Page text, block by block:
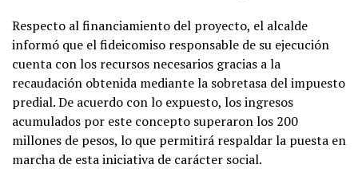
Respecto al financiamiento del proyecto, el alcalde
informó que el fideicomiso responsable de su ejecución
cuenta con los recursos necesarios gracias a la
recaudación obtenida mediante la sobretasa del impuesto
predial. De acuerdo con lo expuesto, los ingresos
acumulados por este concepto superaron los 200
millones de pesos, lo que permitirá respaldar la puesta en
marcha de esta iniciativa de carácter social.